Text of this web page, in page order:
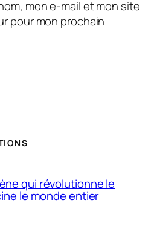
mon e-mail et mon site
pour mon prochain
qui révolutionne le
le monde entier